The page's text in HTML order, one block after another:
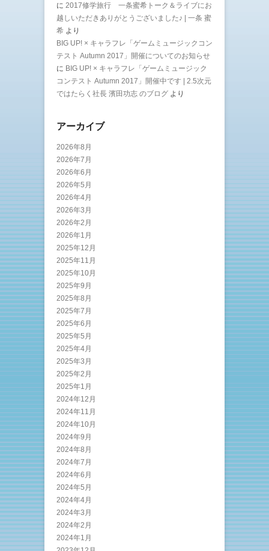
に 2017修学旅行 一条蜜希トーク＆ライブにお
越しいただきありがとうございました♪ | 一条 蜜
希 より
BIG UP! × キャラフレ「ゲームミュージックコン
テスト Autumn 2017」開催についてのお知らせ
に BIG UP! × キャラフレ「ゲームミュージック
コンテスト Autumn 2017」開催中です | 2.5次元
ではたらく社長 濱田功志 のブログ より
アーカイブ
2026年8月
2026年7月
2026年6月
2026年5月
2026年4月
2026年3月
2026年2月
2026年1月
2025年12月
2025年11月
2025年10月
2025年9月
2025年8月
2025年7月
2025年6月
2025年5月
2025年4月
2025年3月
2025年2月
2025年1月
2024年12月
2024年11月
2024年10月
2024年9月
2024年8月
2024年7月
2024年6月
2024年5月
2024年4月
2024年3月
2024年2月
2024年1月